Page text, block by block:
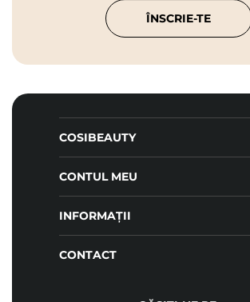
ÎNSCRIE-TE
COSIBEAUTY
CONTUL MEU
INFORMAȚII
CONTACT